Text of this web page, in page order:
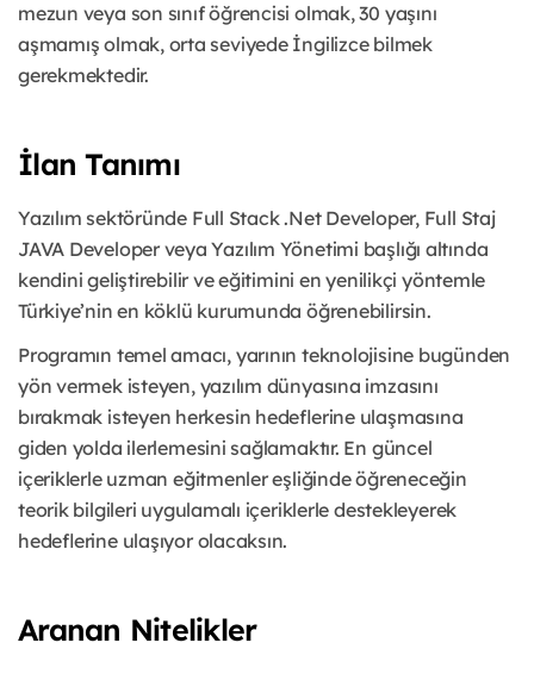
mezun veya son sınıf öğrencisi olmak, 30 yaşını
aşmamış olmak, orta seviyede İngilizce bilmek
gerekmektedir.
İlan Tanımı
Yazılım sektöründe Full Stack .Net Developer, Full Staj
JAVA Developer veya Yazılım Yönetimi başlığı altında
kendini geliştirebilir ve eğitimini en yenilikçi yöntemle
Türkiye’nin en köklü kurumunda öğrenebilirsin.
Programın temel amacı, yarının teknolojisine bugünden
yön vermek isteyen, yazılım dünyasına imzasını
bırakmak isteyen herkesin hedeflerine ulaşmasına
giden yolda ilerlemesini sağlamaktır. En güncel
içeriklerle uzman eğitmenler eşliğinde öğreneceğin
teorik bilgileri uygulamalı içeriklerle destekleyerek
hedeflerine ulaşıyor olacaksın.
Aranan Nitelikler